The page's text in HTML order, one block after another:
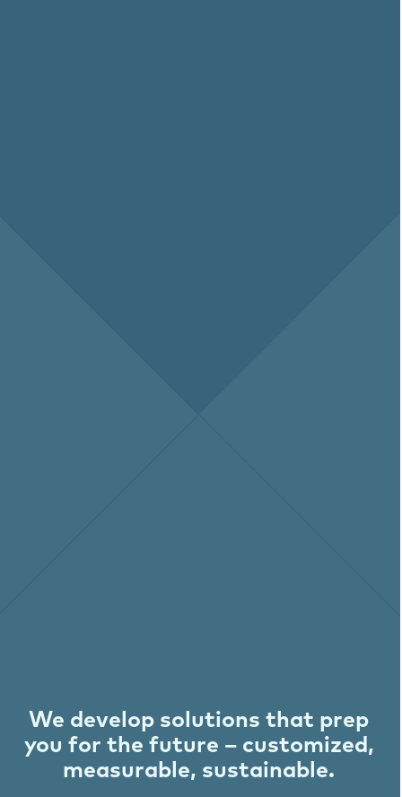
We develop solutions that prep
you for the future – customized,
measurable, sustainable.